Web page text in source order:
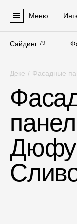
Меню
Сайдинг 79
Сайдинг
Софиты
Фасадная плитка
Комплектующие
Деке / Фасадные